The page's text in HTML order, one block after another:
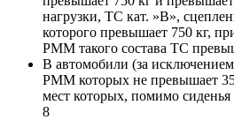
нагрузки, ТС кат. »В»,
которого превышает 750 кг,
РММ такого состава ТС
B автомобили (за
РММ которых не превышает
мест которых, помимо
8